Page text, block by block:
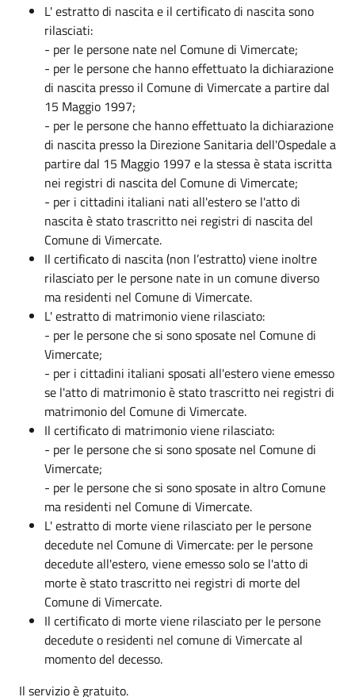
L' estratto di nascita e il certificato di nascita sono
rilasciati:
- per le persone nate nel Comune di Vimercate;
- per le persone che hanno effettuato la dichiarazione
di nascita presso il Comune di Vimercate a partire dal
15 Maggio 1997;
- per le persone che hanno effettuato la dichiarazione
di nascita presso la Direzione Sanitaria dell'Ospedale a
partire dal 15 Maggio 1997 e la stessa è stata iscritta
nei registri di nascita del Comune di Vimercate;
- per i cittadini italiani nati all'estero se l'atto di
nascita è stato trascritto nei registri di nascita del
Comune di Vimercate.
Il certificato di nascita (non l’estratto) viene inoltre
rilasciato per le persone nate in un comune diverso
ma residenti nel Comune di Vimercate.
L' estratto di matrimonio viene rilasciato:
- per le persone che si sono sposate nel Comune di
Vimercate;
- per i cittadini italiani sposati all'estero viene emesso
se l'atto di matrimonio è stato trascritto nei registri di
matrimonio del Comune di Vimercate.
Il certificato di matrimonio viene rilasciato:
- per le persone che si sono sposate nel Comune di
Vimercate;
- per le persone che si sono sposate in altro Comune
ma residenti nel Comune di Vimercate.
L' estratto di morte viene rilasciato per le persone
decedute nel Comune di Vimercate: per le persone
decedute all'estero, viene emesso solo se l'atto di
morte è stato trascritto nei registri di morte del
Comune di Vimercate.
Il certificato di morte viene rilasciato per le persone
decedute o residenti nel comune di Vimercate al
momento del decesso.
Il servizio è gratuito.